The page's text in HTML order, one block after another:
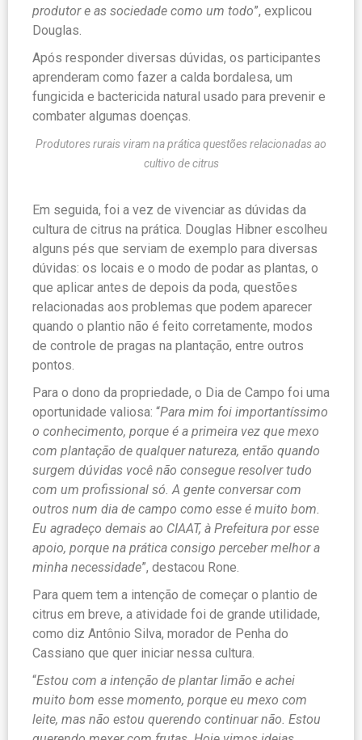
produtor e as sociedade como um todo”, explicou
Douglas.
Após responder diversas dúvidas, os participantes
aprenderam como fazer a calda bordalesa, um
fungicida e bactericida natural usado para prevenir e
combater algumas doenças.
Produtores rurais viram na prática questões relacionadas ao
cultivo de citrus
Em seguida, foi a vez de vivenciar as dúvidas da
cultura de citrus na prática. Douglas Hibner escolheu
alguns pés que serviam de exemplo para diversas
dúvidas: os locais e o modo de podar as plantas, o
que aplicar antes de depois da poda, questões
relacionadas aos problemas que podem aparecer
quando o plantio não é feito corretamente, modos
de controle de pragas na plantação, entre outros
pontos.
Para o dono da propriedade, o Dia de Campo foi uma
oportunidade valiosa: “Para mim foi importantíssimo
o conhecimento, porque é a primeira vez que mexo
com plantação de qualquer natureza, então quando
surgem dúvidas você não consegue resolver tudo
com um profissional só. A gente conversar com
outros num dia de campo como esse é muito bom.
Eu agradeço demais ao CIAAT, à Prefeitura por esse
apoio, porque na prática consigo perceber melhor a
minha necessidade”, destacou Rone.
Para quem tem a intenção de começar o plantio de
citrus em breve, a atividade foi de grande utilidade,
como diz Antônio Silva, morador de Penha do
Cassiano que quer iniciar nessa cultura.
“Estou com a intenção de plantar limão e achei
muito bom esse momento, porque eu mexo com
leite, mas não estou querendo continuar não. Estou